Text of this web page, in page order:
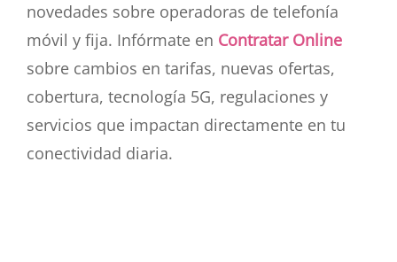
novedades sobre operadoras de telefonía
móvil y fija. Infórmate en Contratar Online
sobre cambios en tarifas, nuevas ofertas,
cobertura, tecnología 5G, regulaciones y
servicios que impactan directamente en tu
conectividad diaria.